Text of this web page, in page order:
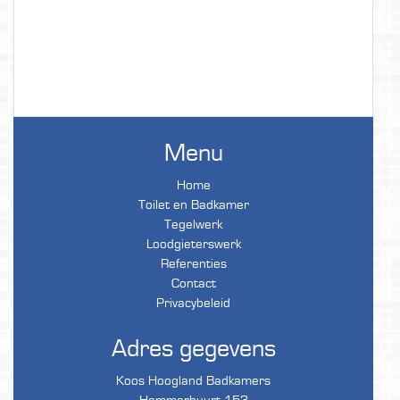
Menu
Home
Toilet en Badkamer
Tegelwerk
Loodgieterswerk
Referenties
Contact
Privacybeleid
Adres gegevens
Koos Hoogland Badkamers